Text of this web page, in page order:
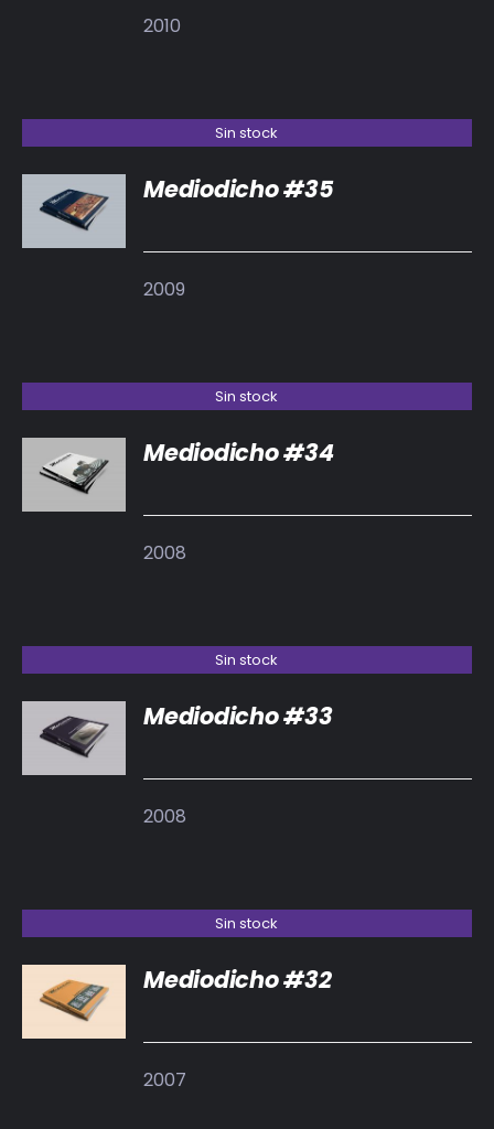
2010
Sin stock
DETALLES
Mediodicho #35
2009
Sin stock
DETALLES
Mediodicho #34
2008
Sin stock
DETALLES
Mediodicho #33
2008
Sin stock
DETALLES
Mediodicho #32
2007